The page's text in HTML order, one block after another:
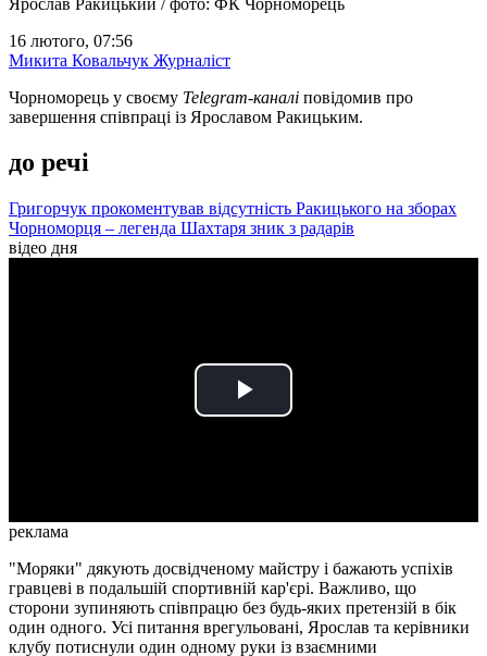
16 лютого, 07:56
Микита Ковальчук Журналіст
Чорноморець у своєму Telegram-каналі повідомив про
завершення співпраці із Ярославом Ракицьким.
до речі
Григорчук прокоментував відсутність Ракицького на зборах
Чорноморця – легенда Шахтаря зник з радарів
відео дня
Play
реклама
"Моряки" дякують досвідченому майстру і бажають успіхів
гравцеві в подальшій спортивній кар'єрі. Важливо, що
сторони зупиняють співпрацю без будь-яких претензій в бік
один одного. Усі питання врегульовані, Ярослав та керівники
клубу потиснули один одному руки із взаємними